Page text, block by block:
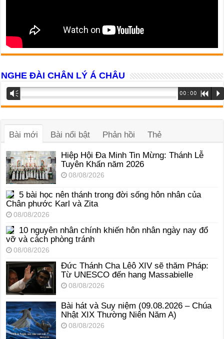
NGHE ĐÀI CHÂN LÝ Á CHÂU
Trình
phát
âm
Vm 00:00 R P
Bài mới Bài nổi bật Phản hồi Thẻ
Hiệp Hội Đa Minh Tin Mừng: Thánh Lễ
Tuyên Khấn năm 2026
08/08/2026
5 bài học nên thánh trong đời sống hôn nhân của
Chân phước Karl và Zita
08/08/2026
10 nguyên nhân chính khiến hôn nhân ngày nay đổ
vỡ và cách phòng tránh
08/08/2026
Đức Thánh Cha Lêô XIV sẽ thăm Pháp:
Từ UNESCO đến hang Massabielle
08/08/2026
Bài hát và Suy niệm (09.08.2026 – Chúa
Nhật XIX Thường Niên Năm A)
08/08/2026